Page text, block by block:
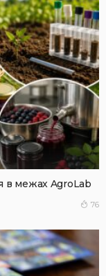
в межах AgroLab
76